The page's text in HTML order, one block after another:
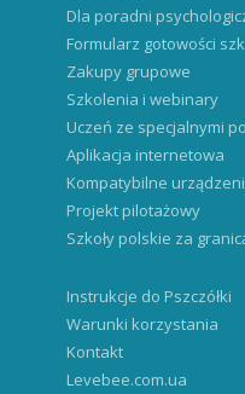
Dla poradni
Formularz gotowości
Zakupy grupowe
Szkolenia i webinary
Uczeń ze specjalnymi
Aplikacja internetowa
Kompatybilne
Projekt pilotażowy
Szkoły polskie za
Instrukcje do Pszczółki
Warunki korzystania
Kontakt
Levebee.com.ua